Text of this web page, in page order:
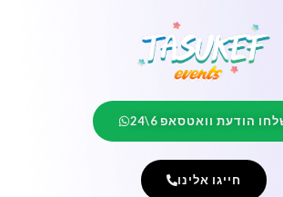
הודעת וואטסאפ 6\24
חייגו אלינו